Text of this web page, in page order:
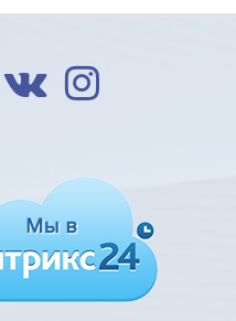
Папка с металлическим
скоросшивателем и